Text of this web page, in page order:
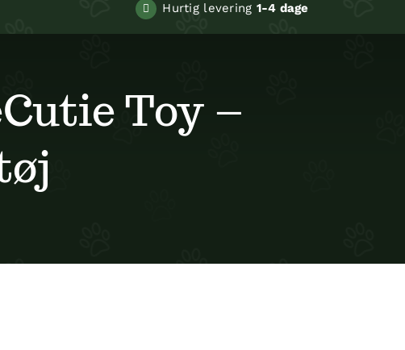
Hurtig levering 1-4 dage
Toy –